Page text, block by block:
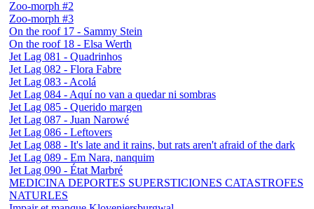
Zoo-morph #2
Zoo-morph #3
On the roof 17 - Sammy Stein
On the roof 18 - Elsa Werth
Jet Lag 081 - Quadrinhos
Jet Lag 082 - Flora Fabre
Jet Lag 083 - Acolá
Jet Lag 084 - Aquí no van a quedar ni sombras
Jet Lag 085 - Querido margen
Jet Lag 087 - Juan Narowé
Jet Lag 086 - Leftovers
Jet Lag 088 - It's late and it rains, but rats aren't afraid of the dark
Jet Lag 089 - Em Nara, nanquim
Jet Lag 090 - État Marbré
MEDICINA DEPORTES SUPERSTICIONES CATASTROFES
NATURLES